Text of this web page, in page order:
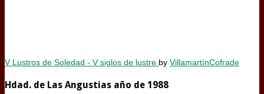
V Lustros de Soledad - V siglos de lustre by VillamartínCofrade
Hdad. de Las Angustias año de 1988